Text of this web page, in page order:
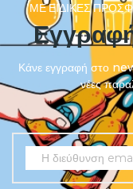
ΜΕ ΕΙΔΙΚΈΣ
Κάνε εγγραφή στο
νέες